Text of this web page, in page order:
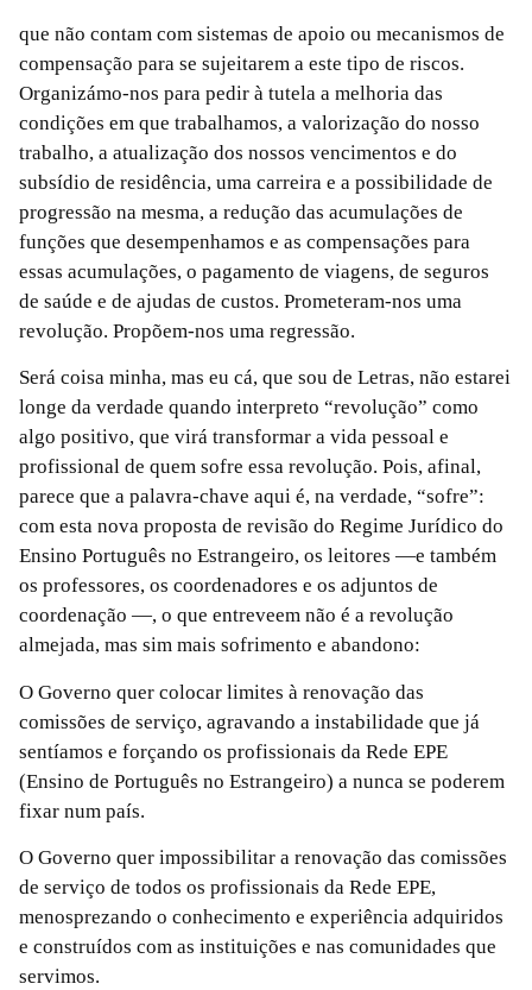
que não contam com sistemas de apoio ou mecanismos de
compensação para se sujeitarem a este tipo de riscos.
Organizámo-nos para pedir à tutela a melhoria das
condições em que trabalhamos, a valorização do nosso
trabalho, a atualização dos nossos vencimentos e do
subsídio de residência, uma carreira e a possibilidade de
progressão na mesma, a redução das acumulações de
funções que desempenhamos e as compensações para
essas acumulações, o pagamento de viagens, de seguros
de saúde e de ajudas de custos. Prometeram-nos uma
revolução. Propõem-nos uma regressão.
Será coisa minha, mas eu cá, que sou de Letras, não estarei
longe da verdade quando interpreto “revolução” como
algo positivo, que virá transformar a vida pessoal e
profissional de quem sofre essa revolução. Pois, afinal,
parece que a palavra-chave aqui é, na verdade, “sofre”:
com esta nova proposta de revisão do Regime Jurídico do
Ensino Português no Estrangeiro, os leitores —e também
os professores, os coordenadores e os adjuntos de
coordenação —, o que entreveem não é a revolução
almejada, mas sim mais sofrimento e abandono:
O Governo quer colocar limites à renovação das
comissões de serviço, agravando a instabilidade que já
sentíamos e forçando os profissionais da Rede EPE
(Ensino de Português no Estrangeiro) a nunca se poderem
fixar num país.
O Governo quer impossibilitar a renovação das comissões
de serviço de todos os profissionais da Rede EPE,
menosprezando o conhecimento e experiência adquiridos
e construídos com as instituições e nas comunidades que
servimos.